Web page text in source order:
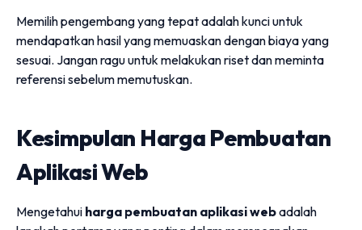
Memilih pengembang yang tepat adalah kunci untuk
mendapatkan hasil yang memuaskan dengan biaya yang
sesuai. Jangan ragu untuk melakukan riset dan meminta
referensi sebelum memutuskan.
Kesimpulan Harga Pembuatan
Aplikasi Web
Mengetahui harga pembuatan aplikasi webadalah